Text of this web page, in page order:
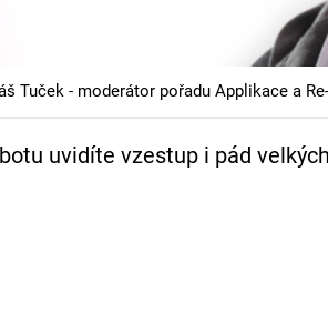
Tuček - moderátor pořadu Applikace a
uvidíte vzestup i pád